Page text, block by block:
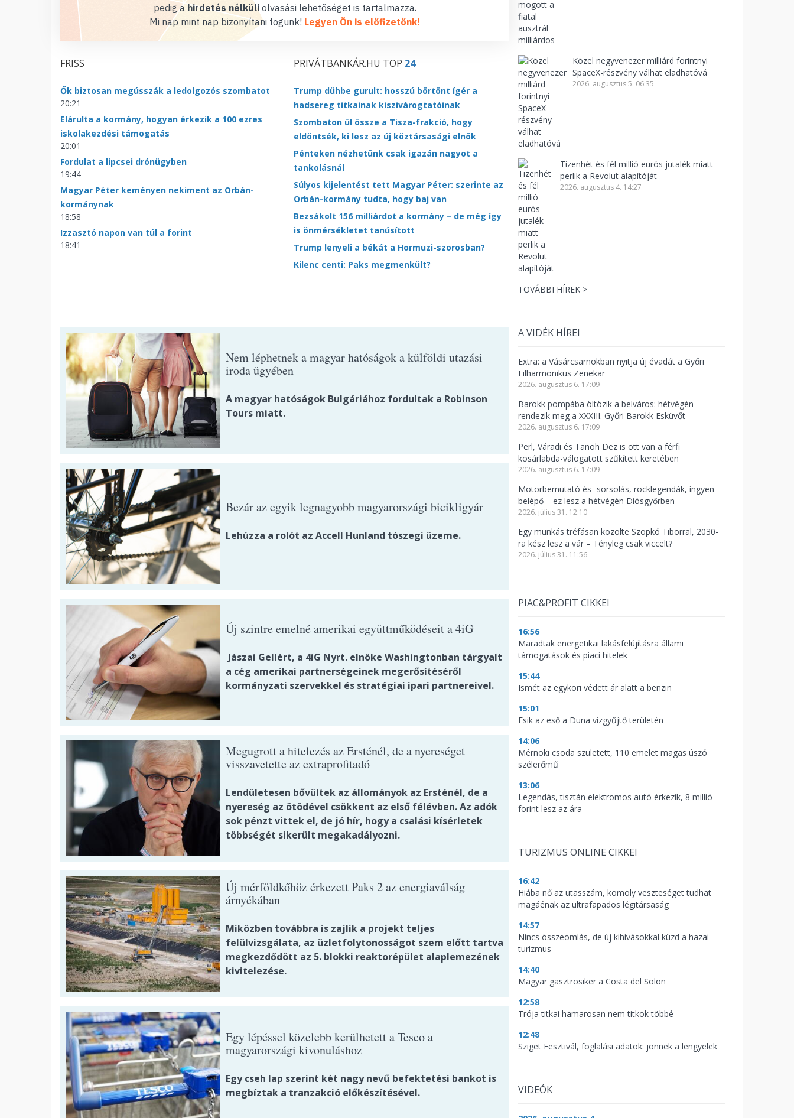
pedig ahirdetés nélküliolvasási lehetőséget is tartalmazza.
Mi nap mint nap bizonyítani fogunk! Legyen Ön is előfizetőnk!
FRISS
Ők biztosan megússzák a ledolgozós szombatot
20:21
Elárulta a kormány, hogyan érkezik a 100 ezres
iskolakezdési támogatás
20:01
Fordulat a lipcsei drónügyben
19:44
Magyar Péter keményen nekiment az Orbán-
kormánynak
18:58
Izzasztó napon van túl a forint
18:41
PRIVÁTBANKÁR.HU TOP 24
Trump dühbe gurult: hosszú börtönt ígér a
hadsereg titkainak kiszivárogtatóinak
Szombaton ül össze a Tisza-frakció, hogy
eldöntsék, ki lesz az új köztársasági elnök
Pénteken nézhetünk csak igazán nagyot a
tankolásnál
Súlyos kijelentést tett Magyar Péter: szerinte az
Orbán-kormány tudta, hogy baj van
Bezsákolt 156 milliárdot a kormány – de még így
is önmérsékletet tanúsított
Trump lenyeli a békát a Hormuzi-szorosban?
Kilenc centi: Paks megmenkült?
Nem léphetnek a magyar hatóságok a külföldi utazási
iroda ügyében
A magyar hatóságok Bulgáriához fordultak a Robinson
Tours miatt.
Bezár az egyik legnagyobb magyarországi bicikligyár
Lehúzza a rolót az Accell Hunland tószegi üzeme.
Új szintre emelné amerikai együttműködéseit a 4iG
Jászai Gellért, a 4iG Nyrt. elnöke Washingtonban tárgyalt
a cég amerikai partnerségeinek megerősítéséről
kormányzati szervekkel és stratégiai ipari partnereivel.
Megugrott a hitelezés az Ersténél, de a nyereséget
visszavetette az extraprofitadó
Lendületesen bővültek az állományok az Ersténél, de a
nyereség az ötödével csökkent az első félévben. Az adók
sok pénzt vittek el, de jó hír, hogy a csalási kísérletek
többségét sikerült megakadályozni.
Új mérföldkőhöz érkezett Paks 2 az energiaválság
árnyékában
Miközben továbbra is zajlik a projekt teljes
felülvizsgálata, az üzletfolytonosságot szem előtt tartva
megkezdődött az 5. blokki reaktorépület alaplemezének
kivitelezése.
Egy lépéssel közelebb kerülhetett a Tesco a
magyarországi kivonuláshoz
Egy cseh lap szerint két nagy nevű befektetési bankot is
megbíztak a tranzakció előkészítésével.
Közel negyvenezer milliárd forintnyi
SpaceX-részvény válhat eladhatóvá
2026. augusztus 5. 06:35
Tizenhét és fél millió eurós jutalék miatt
perlik a Revolut alapítóját
2026. augusztus 4. 14:27
TOVÁBBI HÍREK >
A VIDÉK HÍREI
Extra: a Vásárcsarnokban nyitja új évadát a Győri
Filharmonikus Zenekar
2026. augusztus 6. 17:09
Barokk pompába öltözik a belváros: hétvégén
rendezik meg a XXXIII. Győri Barokk Esküvőt
2026. augusztus 6. 17:09
Perl, Váradi és Tanoh Dez is ott van a férfi
kosárlabda-válogatott szűkített keretében
2026. augusztus 6. 17:09
Motorbemutató és -sorsolás, rocklegendák, ingyen
belépő – ez lesz a hétvégén Diósgyőrben
2026. július 31. 12:10
Egy munkás tréfásan közölte Szopkó Tiborral, 2030-
ra kész lesz a vár – Tényleg csak viccelt?
2026. július 31. 11:56
PIAC&PROFIT CIKKEI
16:56
Maradtak energetikai lakásfelújításra állami
támogatások és piaci hitelek
15:44
Ismét az egykori védett ár alatt a benzin
15:01
Esik az eső a Duna vízgyűjtő területén
14:06
Mérnöki csoda született, 110 emelet magas úszó
szélerőmű
13:06
Legendás, tisztán elektromos autó érkezik, 8 millió
forint lesz az ára
TURIZMUS ONLINE CIKKEI
16:42
Hiába nő az utasszám, komoly veszteséget tudhat
magáénak az ultrafapados légitársaság
14:57
Nincs összeomlás, de új kihívásokkal küzd a hazai
turizmus
14:40
Magyar gasztrosiker a Costa del Solon
12:58
Trója titkai hamarosan nem titkok többé
12:48
Sziget Fesztivál, foglalási adatok: jönnek a lengyelek
VIDEÓK